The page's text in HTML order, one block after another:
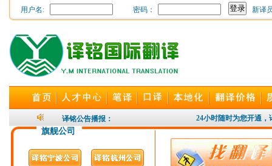
用户名: 密码： 新译
译铭公告播报：
24小时随时为您开通，
24小时随时为您开通，
旗舰公司